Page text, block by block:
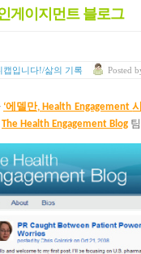
게이지먼트 블로그
캡입니다!/삶의 기록 Posted
‘에 델만, Health Engagement
The Health Engagement Blog 팀